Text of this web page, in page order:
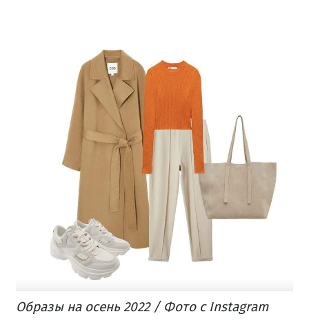
Образы на осень 2022 / Фото с Instagram